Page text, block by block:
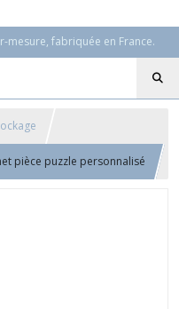
mesure, fabriquée en France.
pièce puzzle personnalisé